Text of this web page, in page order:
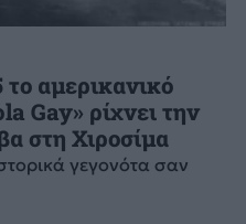
αμερικανικό
Gay» ρίχνει την
στη Χιροσίμα
γεγονότα σαν